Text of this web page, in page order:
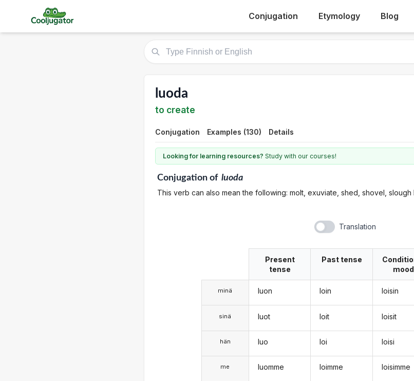
Conjugation Etymology Blog
luoda
to create
Conjugation Examples (130) Details
Looking for learning resources? Study with our courses!
Conjugationof luoda
This verb can also mean the following: molt, exuviate, shed, shovel,
Translation
minä
sinä
hän
me
Present
tense
luon
luot
luo
luomme
Past tense
loin
loit
loi
loimme
mood
loisin
loisit
loisi
loisimme